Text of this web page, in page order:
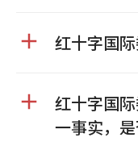
红十字国
红十字国
一事实，